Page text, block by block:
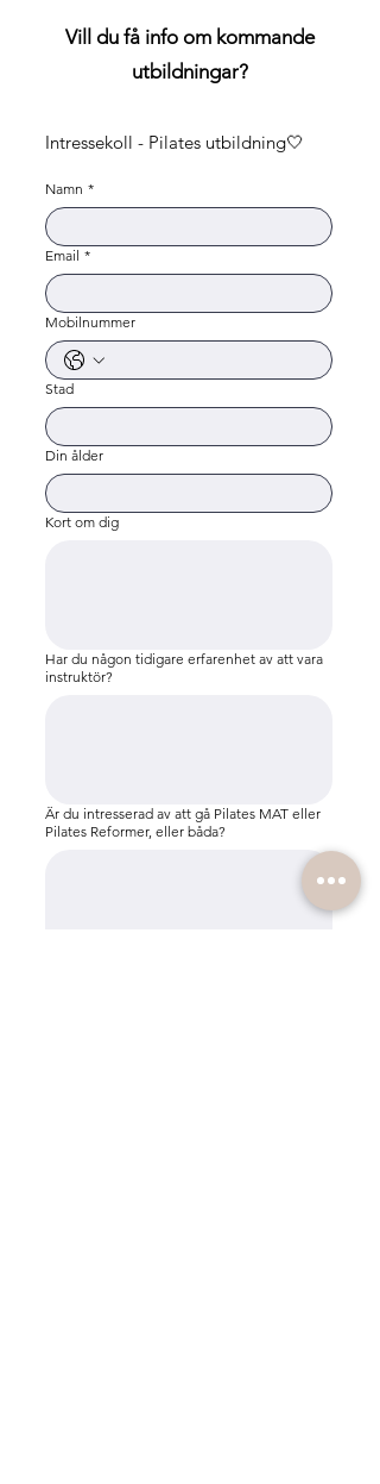
Vill du få info om kommande
utbildningar?
Intressekoll - Pilates utbildning🤍
Namn *
Email *
Mobilnummer
Stad
Din ålder
Kort om dig
Har du någon tidigare erfarenhet av att vara
instruktör?
Är du intresserad av att gå Pilates MAT eller
Pilates Reformer, eller båda?